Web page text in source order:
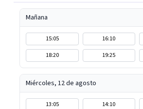
Mañana
15:05 16:10
18:20
19:25
Miércoles, 12 de agosto
13:05 14:10